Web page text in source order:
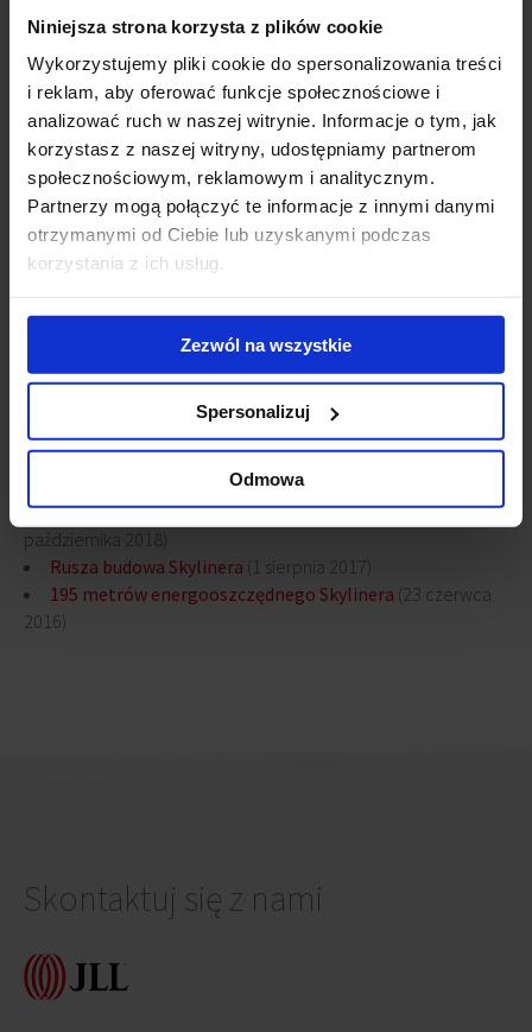
Niniejsza strona korzysta z plików cookie
Wykorzystujemy pliki cookie do spersonalizowania treści
i reklam, aby oferować funkcje społecznościowe i
analizować ruch w naszej witrynie. Informacje o tym, jak
korzystasz z naszej witryny, udostępniamy partnerom
społecznościowym, reklamowym i analitycznym.
Partnerzy mogą połączyć te informacje z innymi danymi
otrzymanymi od Ciebie lub uzyskanymi podczas
korzystania z ich usług.
Zezwól na wszystkie
Spersonalizuj
Odmowa
kondygnacjach.
Powiązane newsy
Postęp budowy Skyliner II(18 września 2025)
Roboty ziemne i fundamentowe zostały pomyślnie
sfinalizowane w Skyliner II (5 listopada 2024)
Jesienią ruszy budowa Skylinera II(11 kwietnia 2023)
W Skylinerze powstanie biuro elastyczne
Wieżowiec Skyliner w pełni zasilany przez OZE(12
Podium z dwoma wieżami(26 lipca 2021)
Warszawski Skyliner już cały pokryty szkłem
2020)
Skyliner sięgnął chmur(15 października 2020)
(7 czerwca 2019)
Nowy wieżowiec wyrasta ponad ziemię - Skyliner(23
października 2018)
Rusza budowa Skylinera (1 sierpnia 2017)
195 metrów energooszczędnego Skylinera (23 czerwca
2016)
Skontaktuj się z nami